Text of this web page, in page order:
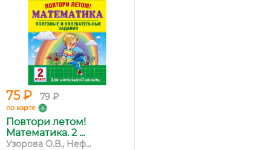
75 ₽ 79 ₽
по карте
Повтори летом!
Математика. 2 ...
Узорова О.В., Неф...